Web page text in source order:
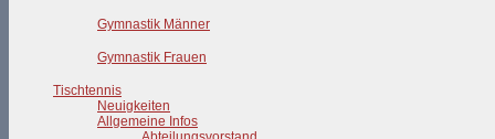
Gymnastik Männer
Gymnastik Frauen
Tischtennis
Neuigkeiten
Allgemeine Infos